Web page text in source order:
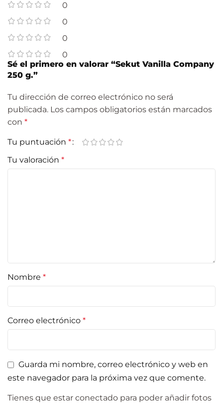
0
0
0
0
Sé el primero en valorar “Sekut Vanilla Company
250 g.”
Tu dirección de correo electrónico no será
publicada. Los campos obligatorios están marcados
con *
Tu puntuación *
Tu valoración *
Nombre *
Correo electrónico *
Guarda mi nombre, correo electrónico y web en
este navegador para la próxima vez que comente.
Tienes que estar conectado para poder añadir fotos